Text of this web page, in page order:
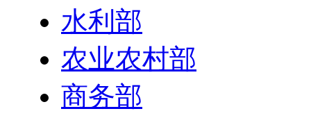
水利部
农业农村部
商务部